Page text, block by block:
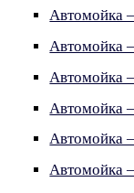
Автомойка
Автомойка
Автомойка
Автомойка
Автомойка
Автомойка